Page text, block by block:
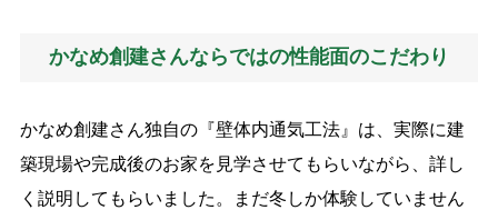
かなめ創建さんならではの性能面のこだわり
かなめ創建さん独自の『壁体内通気工法』は、実際に建
築現場や完成後のお家を見学させてもらいながら、詳し
く説明してもらいました。まだ冬しか体験していません